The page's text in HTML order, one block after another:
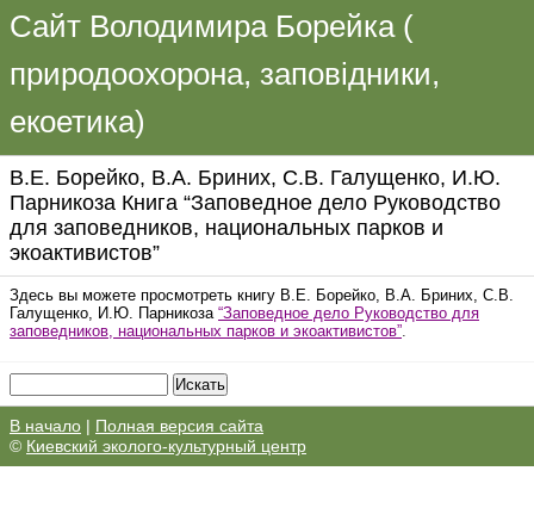
Сайт Володимира Борейка (
природоохорона, заповідники,
екоетика)
В.Е. Борейко, В.А. Бриних, С.В. Галущенко, И.Ю.
Парникоза Книга “Заповедное дело Руководство
для заповедников, национальных парков и
экоактивистов”
Здесь вы можете просмотреть книгу В.Е. Борейко, В.А. Бриних, С.В.
Галущенко, И.Ю. Парникоза “Заповедное дело Руководство для
заповедников, национальных парков и экоактивистов”.
В начало | Полная версия сайта
© Киевский эколого-культурный центр